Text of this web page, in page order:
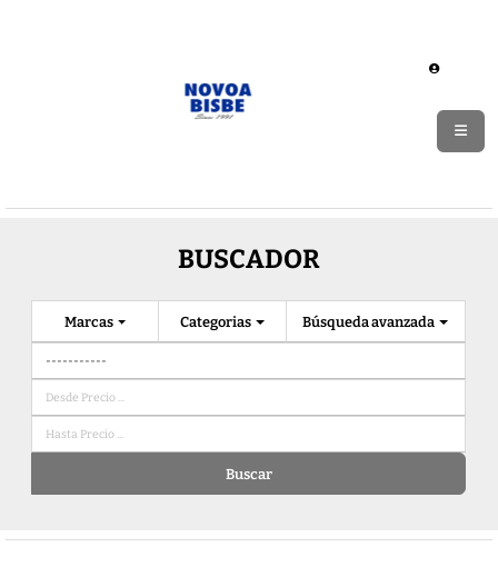
BUSCADOR
Categorias
Marcas Búsqueda avanzada
Buscar